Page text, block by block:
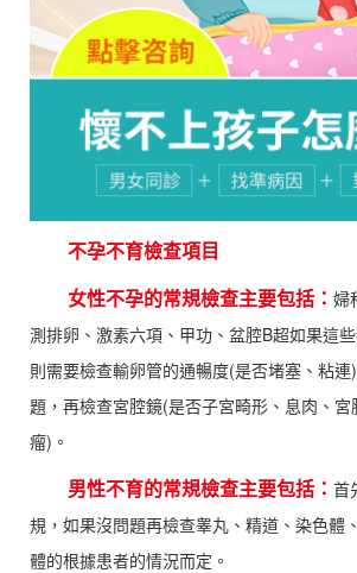
不孕不育檢查項目
女性不孕的常規檢查主要包括： 婦
測排卵、激素六項、甲功、盆腔B超如果這
則需要檢查輸卵管的通暢度(是否堵塞、粘
題，再檢查宮腔鏡(是否子宮畸形、息肉、
瘤)。
男性不育的常規檢查主要包括： 首
規，如果沒問題再檢查睾丸、精道、染色體
體的根據患者的情況而定。